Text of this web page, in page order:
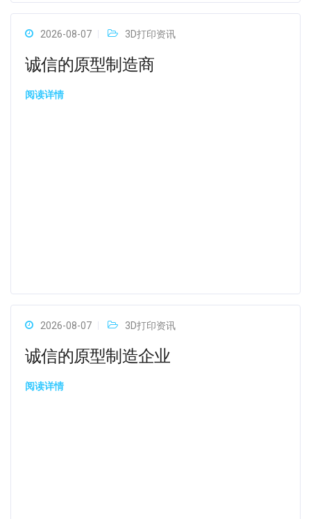
2026-08-07 3D打印资讯
诚信的原型制造商
阅读详情
2026-08-07 3D打印资讯
诚信的原型制造企业
阅读详情